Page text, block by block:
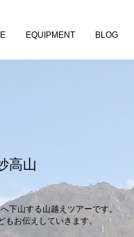
EQUIPMENT BLOG
高山
下山する山越えツアーです。
お伝えしていきます。